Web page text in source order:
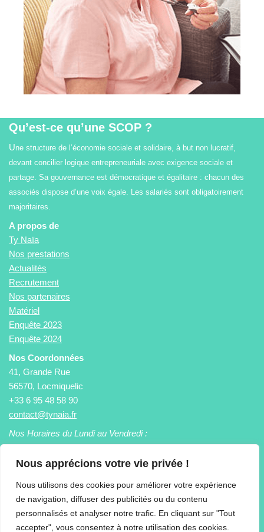
Nous apprécions votre vie privée !
Nous utilisons des cookies pour améliorer votre expérience
de navigation, diffuser des publicités ou du contenu
personnalisés et analyser notre trafic. En cliquant sur "Tout
accepter", vous consentez à notre utilisation des cookies.
Qu’est-ce qu’une SCOP ?
Une structure de l’économie sociale et solidaire, à but non lucratif,
devant concilier logique entrepreneuriale avec exigence sociale et
partage. Sa gouvernance est démocratique et égalitaire : chacun des
associés dispose d’une voix égale. Les salariés sont obligatoirement
majoritaires.
A propos de
Ty Naïa
Nos prestations
Actualités
Recrutement
Nos partenaires
Matériel
Enquête 2023
Enquête 2024
Nos Coordonnées
41, Grande Rue
56570, Locmiquelic
+33 6 95 48 58 90
contact@tynaia.fr
Nos Horaires du Lundi au Vendredi :
9h à 12h30 et 14h30 à 17h30
Retrouvez - nous :